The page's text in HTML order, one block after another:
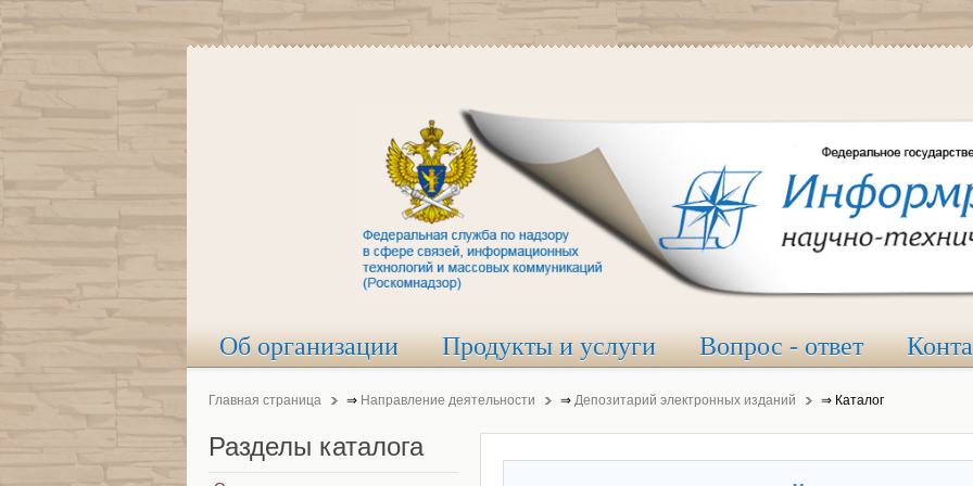
Об организации Продукты и услуги Вопрос - ответ
Главная страница ⇒ Направление деятельности ⇒ Депозитарий электронных изданий ⇒ Каталог
Разделы каталога